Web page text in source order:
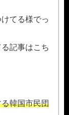
てる様でっ
記事はこち
韓国市民団